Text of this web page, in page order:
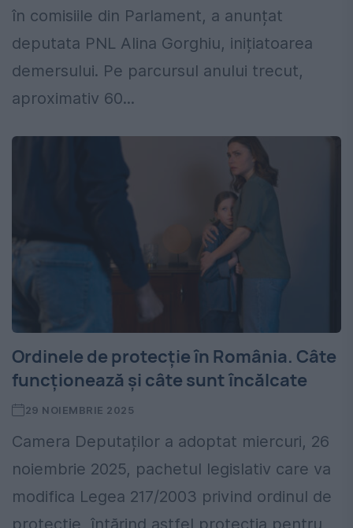
în comisiile din Parlament, a anunțat
deputata PNL Alina Gorghiu, inițiatoarea
demersului. Pe parcursul anului trecut,
aproximativ 60...
Ordinele de protecție în România. Câte
funcționează și câte sunt încălcate
29 NOIEMBRIE 2025
Camera Deputaților a adoptat miercuri, 26
noiembrie 2025, pachetul legislativ care va
modifica Legea 217/2003 privind ordinul de